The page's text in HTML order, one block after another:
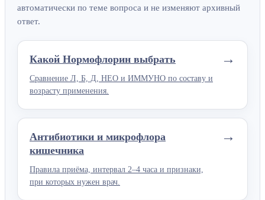
автоматически по теме вопроса и не изменяют архивный
ответ.
Какой Нормофлорин выбрать
Сравнение Л, Б, Д, НЕО и ИММУНО по составу и
возрасту применения.
→
Антибиотики и микрофлора
кишечника
Правила приёма, интервал 2–4 часа и признаки,
при которых нужен врач.
→